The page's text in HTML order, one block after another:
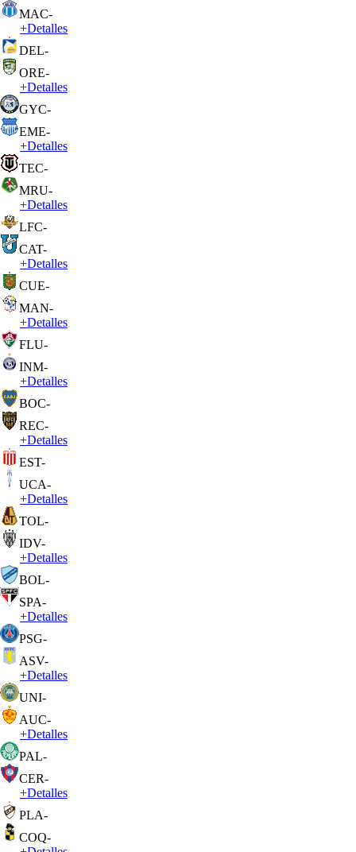
MAC-
+Detalles
DEL-
ORE-
+Detalles
GYC-
EME-
+Detalles
TEC-
MRU-
+Detalles
LFC-
CAT-
+Detalles
CUE-
MAN-
+Detalles
FLU-
INM-
+Detalles
BOC-
REC-
+Detalles
EST-
UCA-
+Detalles
TOL-
IDV-
+Detalles
BOL-
SPA-
+Detalles
PSG-
ASV-
+Detalles
UNI-
AUC-
+Detalles
PAL-
CER-
+Detalles
PLA-
COQ-